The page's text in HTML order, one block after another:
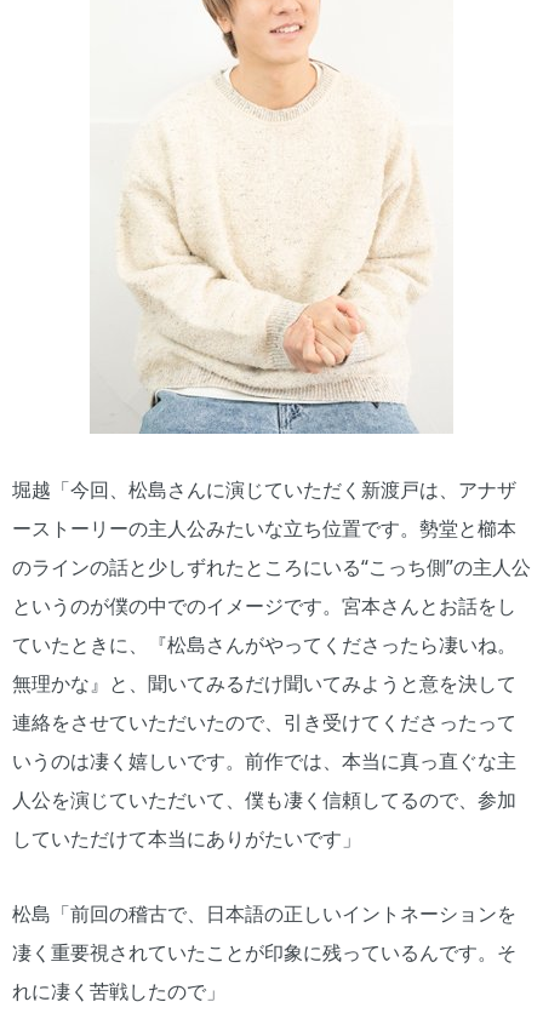
堀越「今回、松島さんに演じていただく新渡戸は、アナザ
ーストーリーの主人公みたいな立ち位置です。勢堂と櫛本
のラインの話と少しずれたところにいる“こっち側”の主人公
というのが僕の中でのイメージです。宮本さんとお話をし
ていたときに、『松島さんがやってくださったら凄いね。
無理かな』と、聞いてみるだけ聞いてみようと意を決して
連絡をさせていただいたので、引き受けてくださったって
いうのは凄く嬉しいです。前作では、本当に真っ直ぐな主
人公を演じていただいて、僕も凄く信頼してるので、参加
していただけて本当にありがたいです」
松島「前回の稽古で、日本語の正しいイントネーションを
凄く重要視されていたことが印象に残っているんです。そ
れに凄く苦戦したので」